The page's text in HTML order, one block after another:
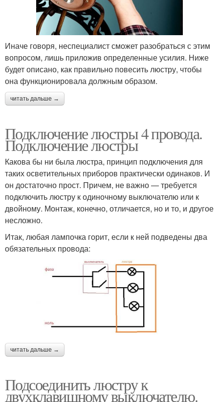
Иначе говоря, неспециалист сможет разобраться с этим
вопросом, лишь приложив определенные усилия. Ниже
будет описано, как правильно повесить люстру, чтобы
она функционировала должным образом.
читать дальше →
Подключение люстры 4 провода.
Подключение люстры
Какова бы ни была люстра, принцип подключения для
таких осветительных приборов практически одинаков. И
он достаточно прост. Причем, не важно — требуется
подключить люстру к одиночному выключателю или к
двойному. Монтаж, конечно, отличается, но и то, и другое
несложно.
Итак, любая лампочка горит, если к ней подведены два
обязательных провода:
читать дальше →
Подсоединить люстру к
двухклавишному выключателю.